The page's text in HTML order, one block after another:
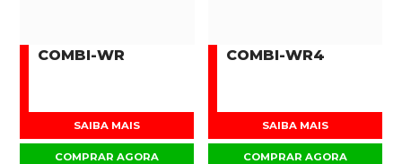
COMBI-WR
SAIBA MAIS
COMPRAR AGORA
COMBI-WR4
SAIBA MAIS
COMPRAR AGORA